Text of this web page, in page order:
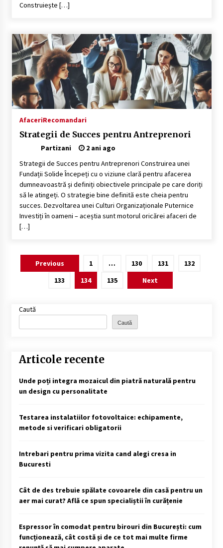
Construiește […]
AfaceriRecomandari
Strategii de Succes pentru Antreprenori
Partizani
2 ani ago
Strategii de Succes pentru Antreprenori Construirea unei
Fundații Solide Începeți cu o viziune clară pentru afacerea
dumneavoastră și definiți obiectivele principale pe care doriți
să le atingeți. O strategie bine definită este cheia pentru
succes. Dezvoltarea unei Culturi Organizaționale Puternice
Investiți în oameni – aceștia sunt motorul oricărei afaceri de
[…]
Paginație
Previous 1 … 130 131
132
133
134 135 Next
Caută
Caută
Articole recente
Unde poți integra mozaicul din piatră naturală pentru
un design cu personalitate
Testarea instalatiilor fotovoltaice: echipamente,
metode si verificari obligatorii
Intrebari pentru prima vizita cand alegi cresa in
Bucuresti
Cât de des trebuie spălate covoarele din casă pentru un
aer mai curat? Află ce spun specialiștii în curățenie
Espressor în comodat pentru birouri din București: cum
funcționează, cât costă și de ce tot mai multe firme